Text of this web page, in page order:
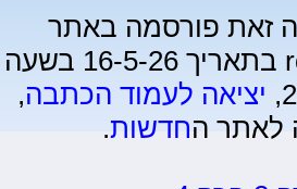
זאת פורסמה באתר
rotter בתאריך 16-5-26 בשעה
יציאה לעמוד הכתבה,
לאתר החדשות.